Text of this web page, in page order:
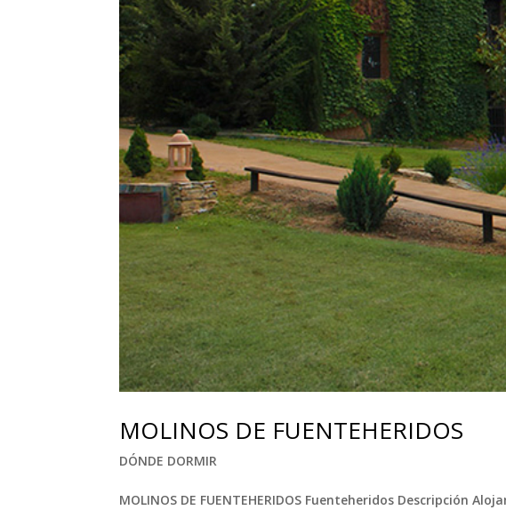
MOLINOS DE FUENTEHERIDOS
DÓNDE DORMIR
MOLINOS DE FUENTEHERIDOS Fuenteheridos Descripción